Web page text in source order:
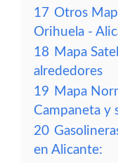
17 Otros
Orihuela -
18 Mapa
alrededores
19 Mapa
Campaneta y
20
en Alicante: